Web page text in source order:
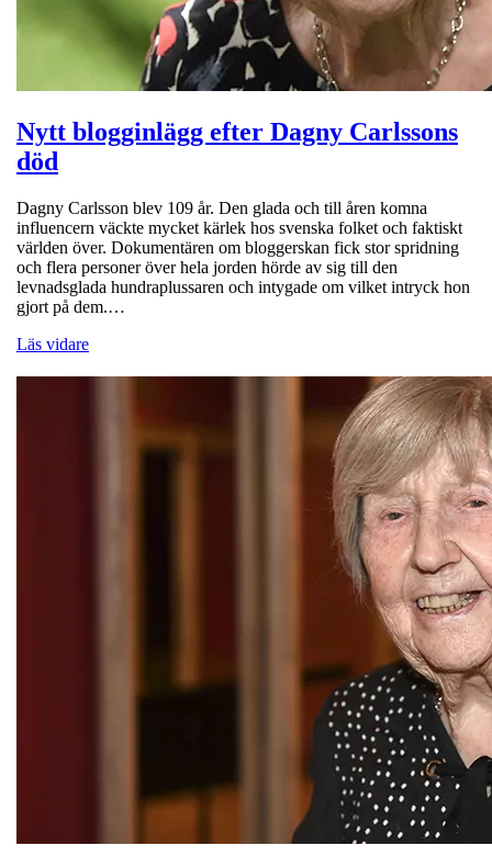
Nytt blogginlägg efter Dagny Carlssons
död
Dagny Carlsson blev 109 år. Den glada och till åren komna
influencern väckte mycket kärlek hos svenska folket och faktiskt
världen över. Dokumentären om bloggerskan fick stor spridning
och flera personer över hela jorden hörde av sig till den
levnadsglada hundraplussaren och intygade om vilket intryck hon
gjort på dem.…
Läs vidare